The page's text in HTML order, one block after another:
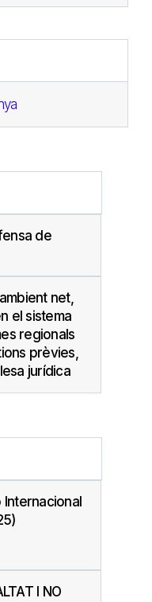
de
net,
el sistema
regionals
prèvies,
jurídica
I NO